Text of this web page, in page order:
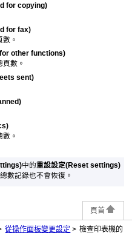
for copying)
for fax)
。
other functions)
數。
sent)
。
中的重設設定(Reset settings)
數記錄也不會恢復。
頁首
從操作面板變更設定 檢查印表機的